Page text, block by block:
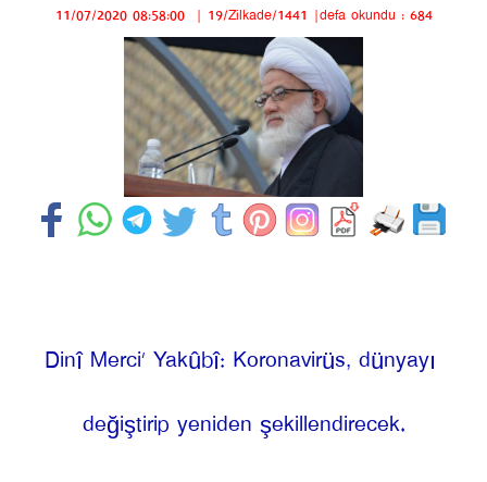
11/07/2020 08:58:00 | 19/Zilkade/1441 |defa okundu : 684
Dinî Merci’ Yakûbî: Koronavirüs, dünyayı
değiştirip yeniden şekillendirecek.